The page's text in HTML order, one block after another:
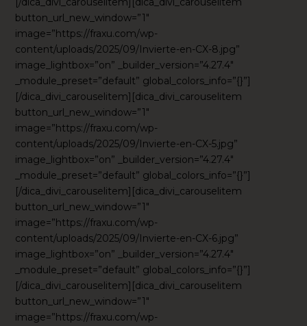
button_url_new_window=”1″
image=”https://fraxu.com/wp-
content/uploads/2025/09/Invierte-en-CX-8.jpg”
image_lightbox=”on” _builder_version=”4.27.4″
_module_preset=”default” global_colors_info=”{}”]
[/dica_divi_carouselitem][dica_divi_carouselitem
button_url_new_window=”1″
image=”https://fraxu.com/wp-
content/uploads/2025/09/Invierte-en-CX-5.jpg”
image_lightbox=”on” _builder_version=”4.27.4″
_module_preset=”default” global_colors_info=”{}”]
[/dica_divi_carouselitem][dica_divi_carouselitem
button_url_new_window=”1″
image=”https://fraxu.com/wp-
content/uploads/2025/09/Invierte-en-CX-6.jpg”
image_lightbox=”on” _builder_version=”4.27.4″
_module_preset=”default” global_colors_info=”{}”]
[/dica_divi_carouselitem][dica_divi_carouselitem
button_url_new_window=”1″
image=”https://fraxu.com/wp-